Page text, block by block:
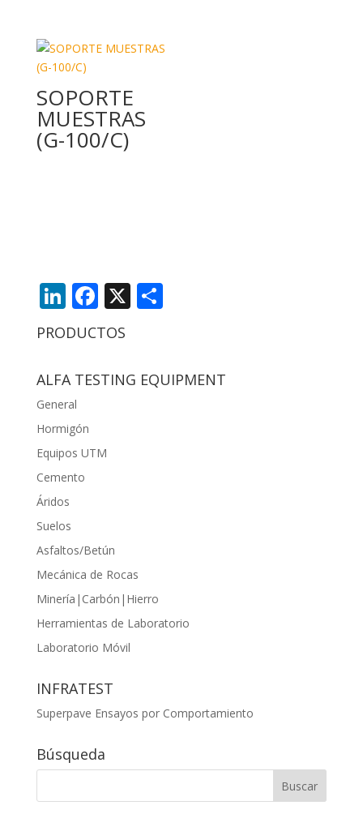
SOPORTE
MUESTRAS
(G-100/C)
LinkedIn
Facebook
X Compartir
PRODUCTOS
ALFA TESTING EQUIPMENT
General
Hormigón
Equipos UTM
Cemento
Áridos
Suelos
Asfaltos/Betún
Mecánica de Rocas
Minería|Carbón|Hierro
Herramientas de Laboratorio
Laboratorio Móvil
INFRATEST
Superpave Ensayos por Comportamiento
Búsqueda